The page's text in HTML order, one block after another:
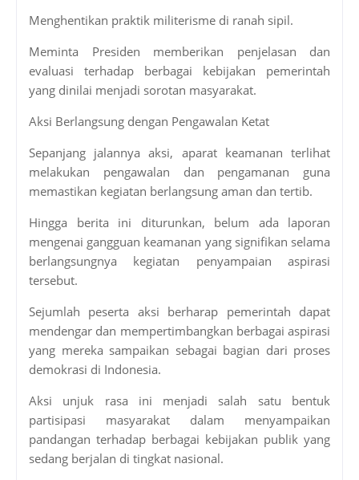
Menghentikan praktik militerisme di ranah sipil.
Meminta Presiden memberikan penjelasan dan
evaluasi terhadap berbagai kebijakan pemerintah
yang dinilai menjadi sorotan masyarakat.
Aksi Berlangsung dengan Pengawalan Ketat
Sepanjang jalannya aksi, aparat keamanan terlihat
melakukan pengawalan dan pengamanan guna
memastikan kegiatan berlangsung aman dan tertib.
Hingga berita ini diturunkan, belum ada laporan
mengenai gangguan keamanan yang signifikan selama
berlangsungnya kegiatan penyampaian aspirasi
tersebut.
Sejumlah peserta aksi berharap pemerintah dapat
mendengar dan mempertimbangkan berbagai aspirasi
yang mereka sampaikan sebagai bagian dari proses
demokrasi di Indonesia.
Aksi unjuk rasa ini menjadi salah satu bentuk
partisipasi masyarakat dalam menyampaikan
pandangan terhadap berbagai kebijakan publik yang
sedang berjalan di tingkat nasional.